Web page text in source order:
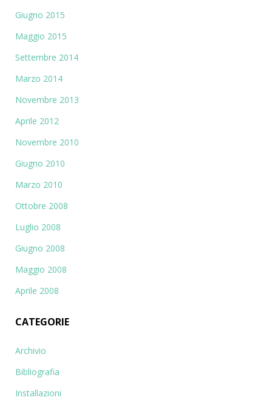
Giugno 2015
Maggio 2015
Settembre 2014
Marzo 2014
Novembre 2013
Aprile 2012
Novembre 2010
Giugno 2010
Marzo 2010
Ottobre 2008
Luglio 2008
Giugno 2008
Maggio 2008
Aprile 2008
CATEGORIE
Archivio
Bibliografia
Installazioni